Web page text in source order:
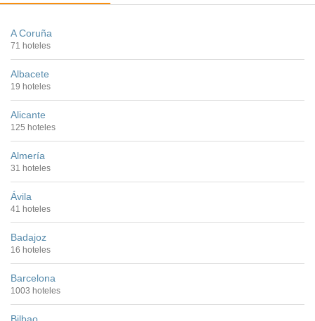
A Coruña
71 hoteles
Albacete
19 hoteles
Alicante
125 hoteles
Almería
31 hoteles
Ávila
41 hoteles
Badajoz
16 hoteles
Barcelona
1003 hoteles